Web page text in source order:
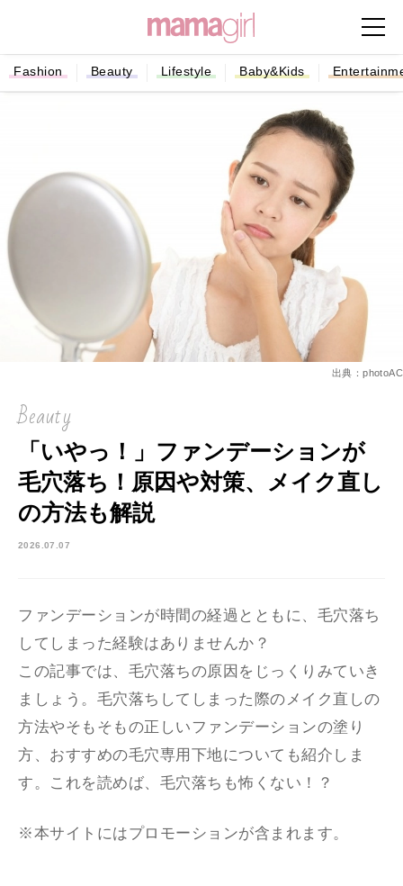
Fashion Beauty Lifestyle Baby&Kids
出典：photoAC
Beauty
「いやっ！」ファンデーションが
毛穴落ち！原因や対策、メイク直し
の方法も解説
2026.07.07
ファンデーションが時間の経過とともに、毛穴落ち
してしまった経験はありませんか？
この記事では、毛穴落ちの原因をじっくりみていき
ましょう。毛穴落ちしてしまった際のメイク直しの
方法やそもそもの正しいファンデーションの塗り
方、おすすめの毛穴専用下地についても紹介しま
す。これを読めば、毛穴落ちも怖くない！？
※本サイトにはプロモーションが含まれます。